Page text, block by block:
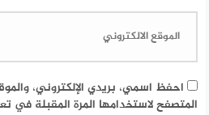
احفظ اسمي، بريدي الإلكتروني،
المتصفح لاستخدامها المرة المقبلة في